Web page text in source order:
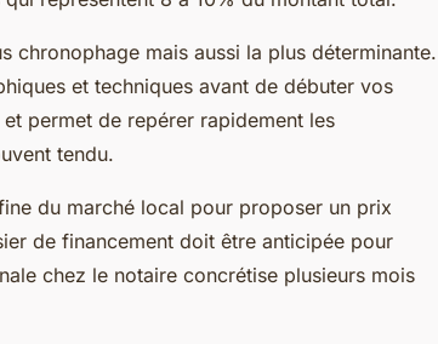
chronophage mais aussi la plus déterminante.
et techniques avant de débuter vos
permet de repérer rapidement les
tendu.
du marché local pour proposer un prix
de financement doit être anticipée pour
chez le notaire concrétise plusieurs mois